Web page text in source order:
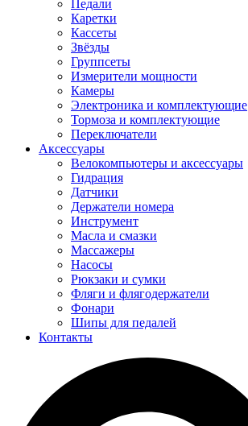
Педали
Каретки
Кассеты
Звёзды
Группсеты
Измерители мощности
Камеры
Электроника и комплектующие
Тормоза и комплектующие
Переключатели
Аксессуары
Велокомпьютеры и аксессуары
Гидрация
Датчики
Держатели номера
Инструмент
Масла и смазки
Массажеры
Насосы
Рюкзаки и сумки
Фляги и флягодержатели
Фонари
Шипы для педалей
Контакты